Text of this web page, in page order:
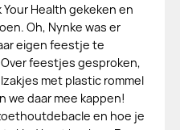
Health gekeken en
Oh, Nynke was er
eigen feestje te
feestjes gesproken,
met plastic rommel
we daar mee kappen!
en hoe je